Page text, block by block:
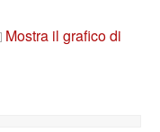
Mostra il grafico di